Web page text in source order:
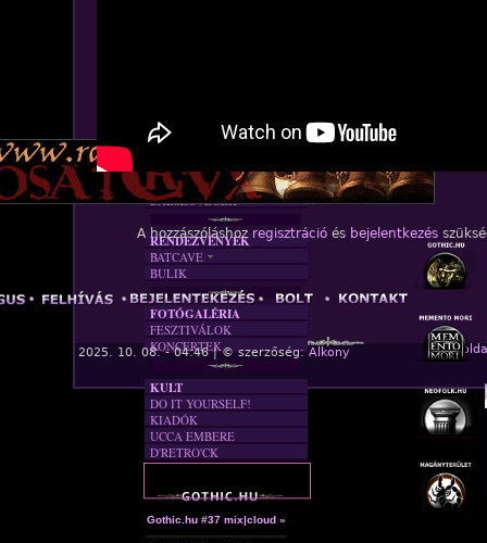
A hozzászóláshoz regisztrációés bejelentkezés
2025. 10. 08. - 04:46 | © szerzőség:Alkony «
ZENE
BANDÁK
INTERJÚK
FORDÍTÁSOK
DALSZÖVEGEK
RENDEZVÉNYEK
BATCAVE
AKTUÁLIS
A MÚLT
BULIK
FOTÓGALÉRIA
FESZTIVÁLOK
KONCERTEK
KULT
DO IT YOURSELF!
KIADÓK
UCCA EMBERE
D'RETRO'CK
Gothic.hu #37 mix|cloud »